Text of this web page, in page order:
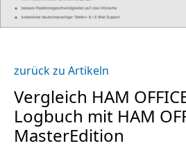
zurück zu Artikeln
Vergleich HAM
Logbuch mit HAM
MasterEdition